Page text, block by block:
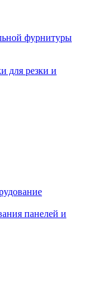
фурнитуры
для резки и
панелей и